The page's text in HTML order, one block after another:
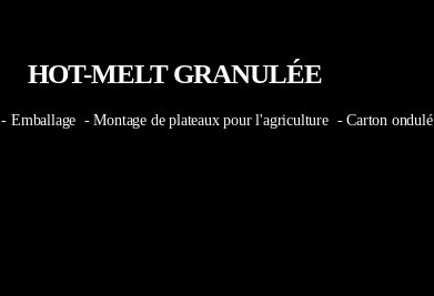
HOT-MELT GRANULÉE
- Emballage - Montage de plateaux pour l'agriculture - Carton ondulé